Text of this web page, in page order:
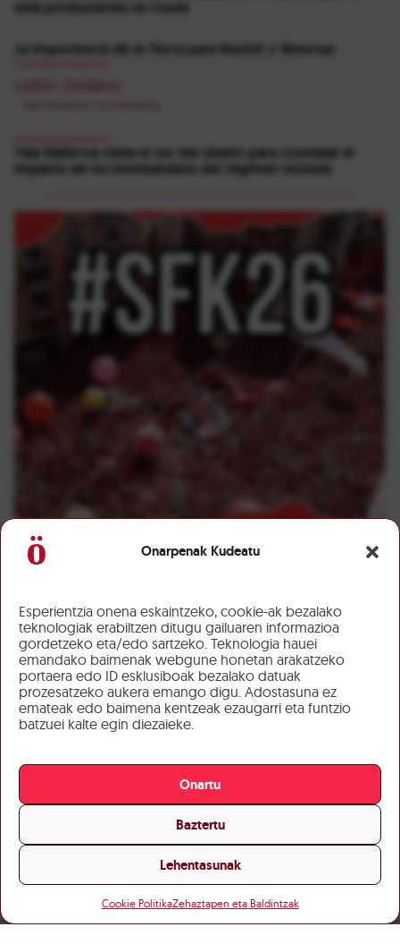
Onarpenak Kudeatu
Esperientzia onena eskaintzeko, cookie-ak bezalako
teknologiak erabiltzen ditugu gailuaren informazioa
gordetzeko eta/edo sartzeko. Teknologia hauei
emandako baimenak webgune honetan arakatzeko
portaera edo ID esklusiboak bezalako datuak
prozesatzeko aukera emango digu. Adostasuna ez
emateak edo baimena kentzeak ezaugarri eta funtzio
batzuei kalte egin diezaieke.
Onartu
Baztertu
Lehentasunak
Cookie PolitikaZehaztapen eta Baldintzak
está produciendo en Ceuta
La importancia de la Tierra para Resistir y Retornar
Yala Nafarroa visita el sur del Líbano para constatar el
impacto de los bombardeos del régimen sionista